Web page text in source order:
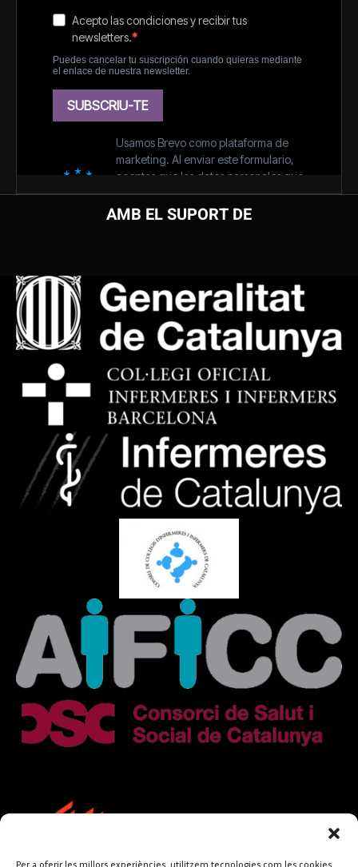
Per a oferir les millors experiències, utilitzem tecnologies com les cookies
AMB EL SUPORT DE